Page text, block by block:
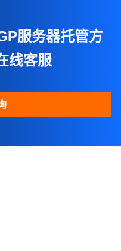
服务器托管方
线客服